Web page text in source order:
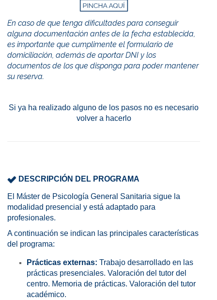
En caso de que tenga dificultades para conseguir
alguna documentación antes de la fecha establecida,
es importante que cumplimente el formulario de
domiciliación, además de aportar DNI y los
documentos de los que disponga para poder mantener
su reserva.
Si ya ha realizado alguno de los pasos no es necesario
volver a hacerlo
DESCRIPCIÓN DEL PROGRAMA
El Máster de Psicología General Sanitaria sigue la
modalidad presencial y está adaptado para
profesionales.
A continuación se indican las principales características
del programa:
Prácticas externas: Trabajo desarrollado en las
prácticas presenciales. Valoración del tutor del
centro. Memoria de prácticas. Valoración del tutor
académico.